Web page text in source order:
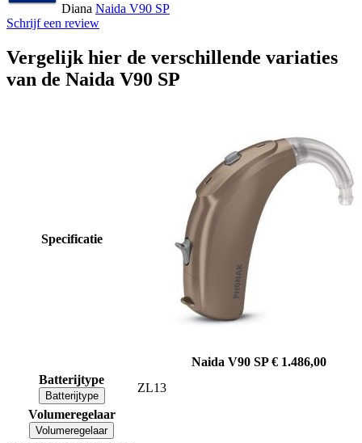
Diana Naida V90 SP
Schrijf een review
Vergelijk hier de verschillende variaties
van de Naida V90 SP
Specificatie
Naida V90 SP€ 1.486,00
Batterijtype
Batterijtype
ZL13
Volumeregelaar
Volumeregelaar